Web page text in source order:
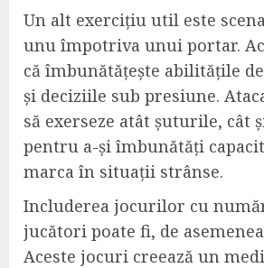
Un alt exercițiu util este
unu împotriva unui portar.
că îmbunătățește abilitățile
și deciziile sub presiune.
să exerseze atât șuturile, cât
pentru a-și îmbunătăți
marca în situații strânse.
Includerea jocurilor cu
jucători poate fi, de
Aceste jocuri creează un